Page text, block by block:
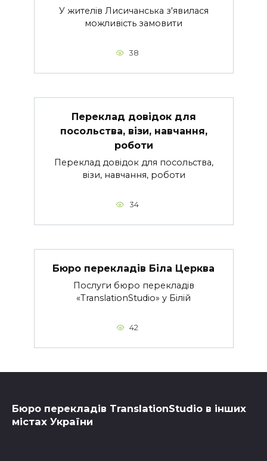
У жителів Лисичанська з'явилася
можливість замовити
38
Переклад довідок для
посольства, візи, навчання,
роботи
Переклад довідок для посольства,
візи, навчання, роботи
34
Бюро перекладів Біла Церква
Послуги бюро перекладів
«TranslationStudio» у Білій
42
Бюро перекладiв TranslationStudio в iнших
мiстах України